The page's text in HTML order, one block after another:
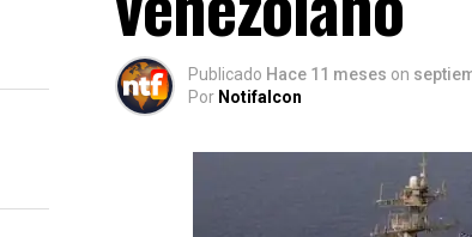
Publicado Hace 11 meses on
Por Notifalcon